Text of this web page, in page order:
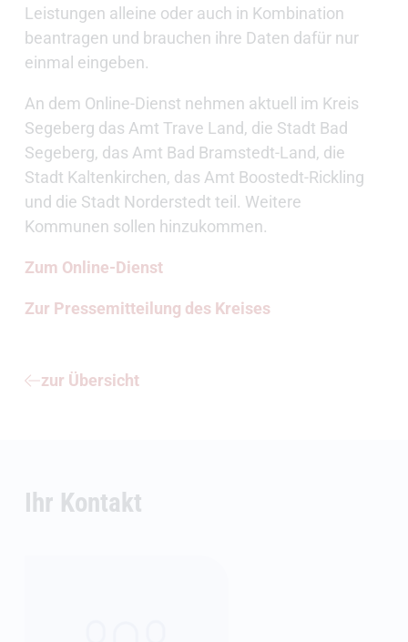
Leistungen alleine oder auch in Kombination
beantragen und brauchen ihre Daten dafür nur
einmal eingeben.
An dem Online-Dienst nehmen aktuell im Kreis
Segeberg das Amt Trave Land, die Stadt Bad
Segeberg, das Amt Bad Bramstedt-Land, die
Stadt Kaltenkirchen, das Amt Boostedt-Rickling
und die Stadt Norderstedt teil. Weitere
Kommunen sollen hinzukommen.
Zum Online-Dienst
Zur Pressemitteilung des Kreises
zur Übersicht
Ihr Kontakt